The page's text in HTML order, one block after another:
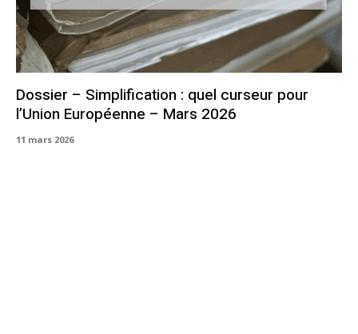
Dossier – Simplification : quel curseur pour
l’Union Européenne – Mars 2026
11 mars 2026